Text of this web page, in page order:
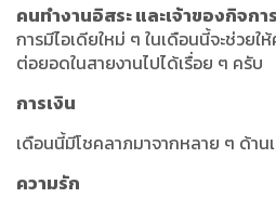
คนทำงานอิสระ และเจ้าของกิจกา
การมีไอเดียใหม่ ๆ ในเดือนนี้จะช่วย
ต่อยอดในสายงานไปได้เรื่อย ๆ ครับ
การเงิน
เดือนนี้มีโชคลาภมาจากหลาย ๆ ด้าน
ความรัก